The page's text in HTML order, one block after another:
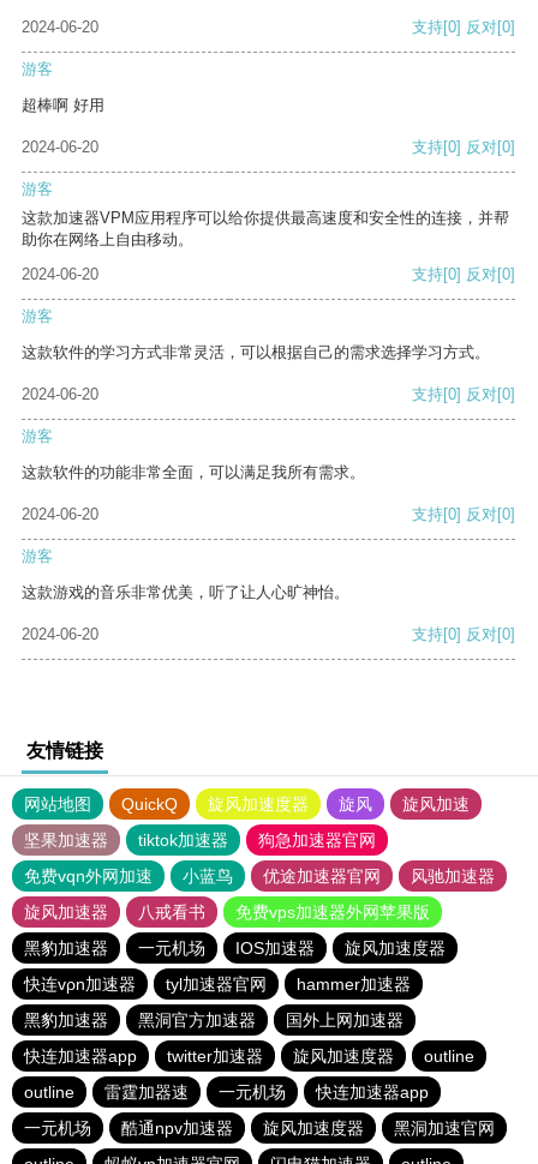
2024-06-20 支持[0] 反对[0]
游客
超棒啊 好用
2024-06-20 支持[0] 反对[0]
游客
这款加速器VPM应用程序可以给你提供最高速度和安全性的连接，并帮
助你在网络上自由移动。
2024-06-20
支持[0] 反对[0]
游客
这款软件的学习方式非常灵活，可以根据自己的需求选择学习方式。
2024-06-20 支持[0] 反对[0]
游客
这款软件的功能非常全面，可以满足我所有需求。
2024-06-20 支持[0] 反对[0]
游客
这款游戏的音乐非常优美，听了让人心旷神怡。
2024-06-20 支持[0] 反对[0]
友情链接
网站地图 QuickQ 旋风加速度器 旋风
旋风加速
坚果加速器
tiktok加速器
狗急加速器官网
免费vqn外网加速
小蓝鸟 优途加速器官网
风驰加速器
旋风加速器
八戒看书
免费vps加速器外网苹果版
黑豹加速器
一元机场 IOS加速器
旋风加速度器
快连vρn加速器
tyl加速器官网
hammer加速器
黑豹加速器
黑洞官方加速器
国外上网加速器
快连加速器app
twitter加速器 旋风加速度器
outline
outline
雷霆加器速 一元机场
快连加速器app
一元机场
酷通npv加速器 旋风加速度器
黑洞加速官网